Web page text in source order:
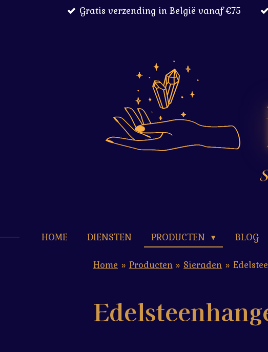
Gratis verzending in België vanaf €75
HOME DIENSTEN PRODUCTEN BLOG
Home » Producten » Sieraden »